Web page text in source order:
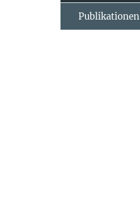
Publikationen